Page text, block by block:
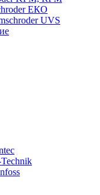
ЕКО
UVS